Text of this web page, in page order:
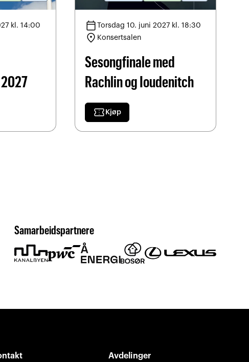
kl. 14:00 calendar_today Torsdag 10. juni 2027 kl. 18:30
location_on Konsertsalen
Sesongfinale med
Rachlin og Ioudenitch
confirmation_number Kjøp
Samarbeidspartnere
Avdelinger